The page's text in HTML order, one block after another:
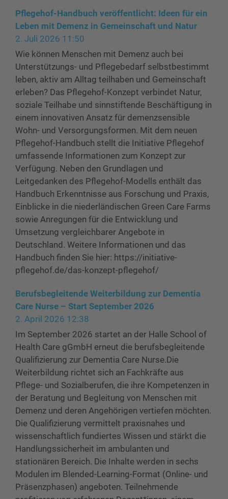
Pflegehof-Handbuch veröffentlicht: Ideen für ein
Leben mit Demenz in Gemeinschaft und Natur
2. Juli 2026 11:50
Wie können Menschen mit Demenz auch bei
Unterstützungs- und Pflegebedarf selbstbestimmt
leben, aktiv am Alltag teilhaben und Gemeinschaft
erleben? Das Pflegehof-Konzept verbindet Natur,
soziale Teilhabe und sinnstiftende Beschäftigung in
einem innovativen Ansatz für demenzsensible
Wohn- und Versorgungsformen. Mit dem neuen
Pflegehof-Handbuch stellt die Initiative Pflegehof
umfassende Informationen zum Konzept zur
Verfügung. Neben den Grundlagen und
Leitgedanken des Pflegehof-Modells enthält das
Handbuch Erkenntnisse aus Forschung und Praxis,
Einblicke in die niederländischen Green Care Farms
sowie Anregungen für die Entwicklung und
Umsetzung vergleichbarer Angebote in
Deutschland. Weitere Informationen und das
Handbuch finden Sie hier: https://initiative-
pflegehof.de/das-konzept-pflegehof/
Berufsbegleitende Weiterbildung zur Dementia
Care Nurse – Start September 2026
2. April 2026 12:38
Im September 2026 startet an der Halle School of
Health Care gGmbH erneut die berufsbegleitende
Qualifizierung zur Dementia Care Nurse.Die
Weiterbildung richtet sich an Fachkräfte aus
Pflege- und Sozialberufen, die ihre Kompetenzen in
der Beratung und Begleitung von Menschen mit
Demenz und deren Angehörigen vertiefen möchten.
Die Qualifizierung vermittelt praxisnahes und
wissenschaftlich fundiertes Wissen und stärkt die
Handlungssicherheit im ambulanten und
stationären Bereich. Die Inhalte werden in sechs
Modulen im Blended-Learning-Format (Online- und
Präsenzphasen) angeboten. Teilnehmende